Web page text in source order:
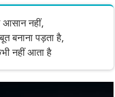
आसान नहीं,
बनाना पड़ता है,
नहीं आता है